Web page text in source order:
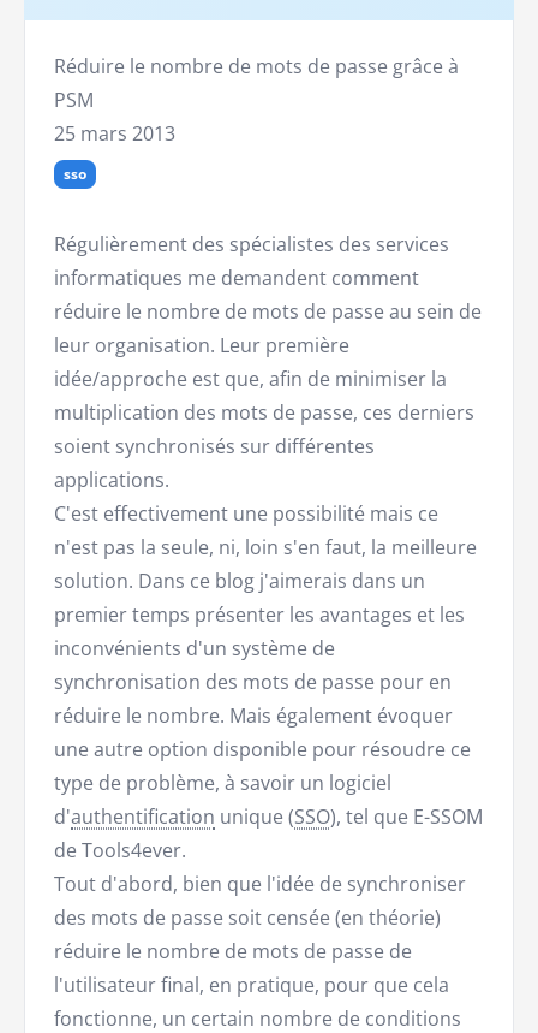
Réduire le nombre de mots de passe grâce à
PSM
25 mars 2013
sso
Régulièrement des spécialistes des services
informatiques me demandent comment
réduire le nombre de mots de passe au sein de
leur organisation. Leur première
idée/approche est que, afin de minimiser la
multiplication des mots de passe, ces derniers
soient synchronisés sur différentes
applications.
C'est effectivement une possibilité mais ce
n'est pas la seule, ni, loin s'en faut, la meilleure
solution. Dans ce blog j'aimerais dans un
premier temps présenter les avantages et les
inconvénients d'un système de
synchronisation des mots de passe pour en
réduire le nombre. Mais également évoquer
une autre option disponible pour résoudre ce
type de problème, à savoir un logiciel
d'authentification unique (SSO), tel que E-SSOM
de Tools4ever.
Tout d'abord, bien que l'idée de synchroniser
des mots de passe soit censée (en théorie)
réduire le nombre de mots de passe de
l'utilisateur final, en pratique, pour que cela
fonctionne, un certain nombre de conditions